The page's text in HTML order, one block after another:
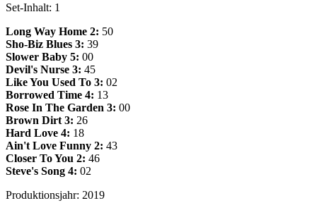
Set-Inhalt: 1
Long Way Home 2: 50
Sho-Biz Blues 3: 39
Slower Baby 5: 00
Devil's Nurse 3: 45
Like You Used To 3: 02
Borrowed Time 4: 13
Rose In The Garden 3: 00
Brown Dirt 3: 26
Hard Love 4: 18
Ain't Love Funny 2: 43
Closer To You 2: 46
Steve's Song 4: 02
Produktionsjahr: 2019